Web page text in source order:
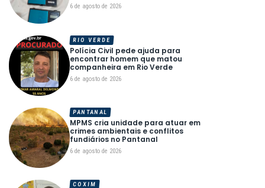
6 de agosto de 2026
Polícia Civil pede ajuda para
encontrar homem que matou
companheira em Rio Verde
6 de agosto de 2026
RIO VERDE
MPMS cria unidade para atuar em
crimes ambientais e conflitos
fundiários no Pantanal
6 de agosto de 2026
PANTANAL
COXIM